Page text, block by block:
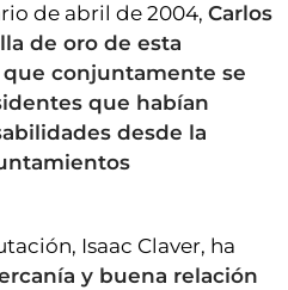
de abril de 2004, Carlos
de oro de esta
conjuntamente se
que habían
desde la
Isaac Claver, ha
y buena relación